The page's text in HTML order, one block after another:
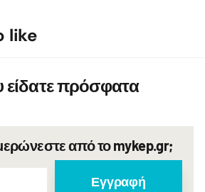
like
είδατε πρόσφατα
από το mykep.gr;
Εγγραφή